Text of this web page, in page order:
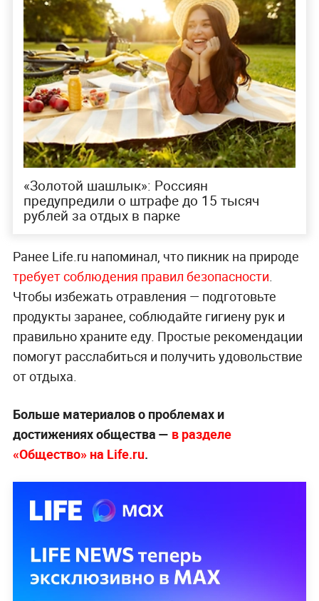
«Золотой шашлык»: Россиян
предупредили о штрафе до 15 тысяч
рублей за отдых в парке
Ранее Life.ru напоминал, что пикник на природе
требует соблюдения правил безопасности.
Чтобы избежать отравления — подготовьте
продукты заранее, соблюдайте гигиену рук и
правильно храните еду. Простые рекомендации
помогут расслабиться и получить удовольствие
от отдыха.
Больше материалов о проблемах и
достижениях общества — в разделе
«Общество» на Life.ru.